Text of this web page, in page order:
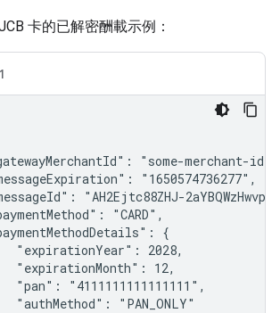
卡的已解密酬載示例：
"some-merchant-id",
"1650574736277",
"AH2Ejtc88ZHJ-
"CARD",
{
"expirationYear": 2028,
"expirationMonth": 12,
"pan": "4111111111111111",
"authMethod": "PAN_ONLY"